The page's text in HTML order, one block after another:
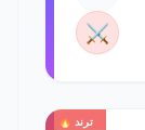
⚔️
ترند 🔥